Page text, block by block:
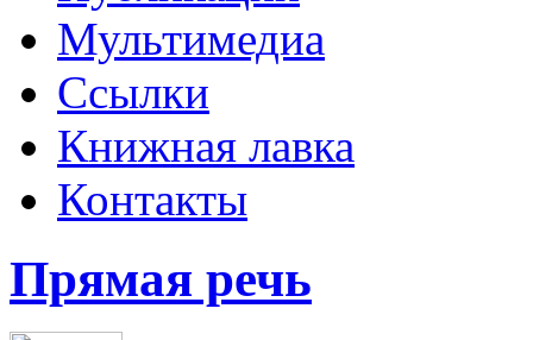
Мультимедиа
Ссылки
Книжная лавка
Контакты
Прямая речь